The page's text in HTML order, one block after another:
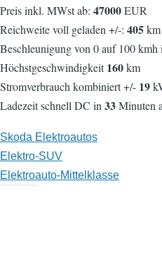
Preis inkl. MWst ab: 47000EUR
Reichweite voll geladen +/-: 405km
Beschleunigung von 0 auf 100 kmh
Höchstgeschwindigkeit160km
Stromverbrauch kombiniert +/- 19
Ladezeit schnell DC in33Minuten
Skoda Elektroautos
Elektro-SUV
Elektroauto-Mittelklasse